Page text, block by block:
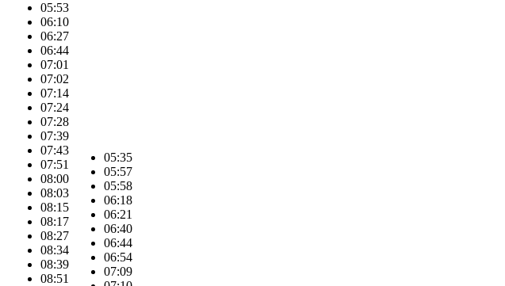
05:53
06:10
06:27
06:44
07:01
07:02
07:14
07:24
07:28
07:39
07:43
07:51
08:00
08:03
08:15
08:17
08:27
08:34
08:39
08:51
05:35
05:57
05:58
06:18
06:21
06:40
06:44
06:54
07:09